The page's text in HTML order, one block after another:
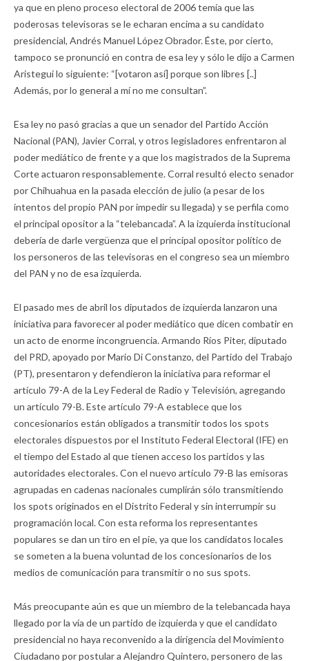
ya que en pleno proceso electoral de 2006 temía que las
poderosas televisoras se le echaran encima a su candidato
presidencial, Andrés Manuel López Obrador. Éste, por cierto,
tampoco se pronunció en contra de esa ley y sólo le dijo a Carmen
Aristegui lo siguiente: “[votaron así] porque son libres [..]
Además, por lo general a mí no me consultan”.
Esa ley no pasó gracias a que un senador del Partido Acción
Nacional (PAN), Javier Corral, y otros legisladores enfrentaron al
poder mediático de frente y a que los magistrados de la Suprema
Corte actuaron responsablemente. Corral resultó electo senador
por Chihuahua en la pasada elección de julio (a pesar de los
intentos del propio PAN por impedir su llegada) y se perfila como
el principal opositor a la “telebancada”. A la izquierda institucional
debería de darle vergüenza que el principal opositor político de
los personeros de las televisoras en el congreso sea un miembro
del PAN y no de esa izquierda.
El pasado mes de abril los diputados de izquierda lanzaron una
iniciativa para favorecer al poder mediático que dicen combatir en
un acto de enorme incongruencia. Armando Ríos Piter, diputado
del PRD, apoyado por Mario Di Constanzo, del Partido del Trabajo
(PT), presentaron y defendieron la iniciativa para reformar el
artículo 79-A de la Ley Federal de Radio y Televisión, agregando
un artículo 79-B. Este artículo 79-A establece que los
concesionarios están obligados a transmitir todos los spots
electorales dispuestos por el Instituto Federal Electoral (IFE) en
el tiempo del Estado al que tienen acceso los partidos y las
autoridades electorales. Con el nuevo artículo 79-B las emisoras
agrupadas en cadenas nacionales cumplirán sólo transmitiendo
los spots originados en el Distrito Federal y sin interrumpir su
programación local. Con esta reforma los representantes
populares se dan un tiro en el pie, ya que los candidatos locales
se someten a la buena voluntad de los concesionarios de los
medios de comunicación para transmitir o no sus spots.
Más preocupante aún es que un miembro de la telebancada haya
llegado por la vía de un partido de izquierda y que el candidato
presidencial no haya reconvenido a la dirigencia del Movimiento
Ciudadano por postular a Alejandro Quintero, personero de las